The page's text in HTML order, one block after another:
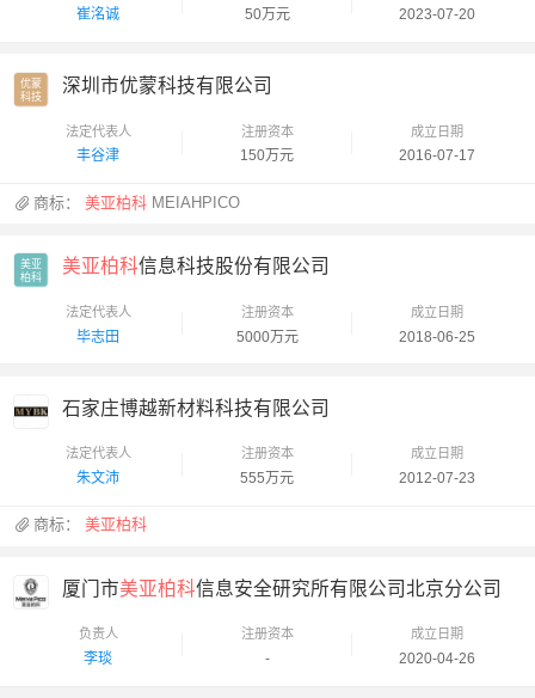
崔洺诚 50万元 2023-07-20
优蒙
科技
深圳市优蒙科技有限公司
法定代表人
丰谷津
注册资本
150万元
成立日期
2016-07-17
商标：美亚柏科 MEIAHPICO
美亚
柏科
美亚柏科信息科技股份有限公司
法定代表人
毕志田
注册资本
5000万元
成立日期
2018-06-25
石家庄博越新材料科技有限公司
法定代表人
朱文沛
注册资本
555万元
成立日期
2012-07-23
商标：美亚柏科
厦门市美亚柏科信息安全研究所有限公司北京分公司
负责人
李琰
注册资本
-
成立日期
2020-04-26